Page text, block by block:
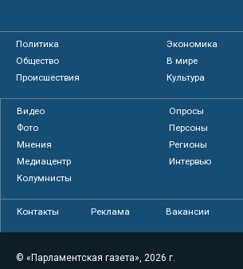
Политика
Экономика
Общество
В мире
Происшествия
Культура
Видео
Опросы
Фото
Персоны
Мнения
Регионы
Медиацентр
Интервью
Колумнисты
Контакты Реклама Вакансии
© «Парламентская газета», 2026 г.